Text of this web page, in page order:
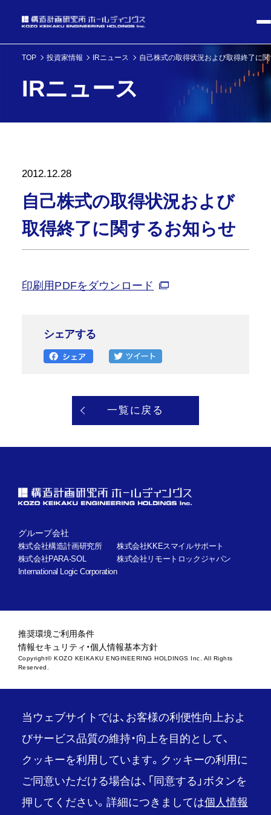
TOP 投資家情報 IRニュース 自己株式の取得状況および取得終了に
IRニュース
2012.12.28
自己株式の取得状況および
取得終了に関するお知らせ
印刷用PDFをダウンロード
シェアする
一覧に戻る
グループ会社
株式会社構造計画研究所
株式会社KKEスマイルサポート
株式会社PARA-SOL
株式会社リモートロックジャパン
International Logic Corporation
推奨環境ご利用条件
情報セキュリティ・個人情報基本方針
Copyright© KOZO KEIKAKU ENGINEERING HOLDINGS Inc. All Rights
Reserved.
当ウェブサイトでは、お客様の利便性向上およ
びサービス品質の維持・向上を目的として、
クッキーを利用しています。クッキーの利用に
ご同意いただける場合は、「同意する」ボタンを
押してください。詳細につきましては個人情報